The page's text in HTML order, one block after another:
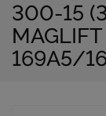
300-15
169A5/